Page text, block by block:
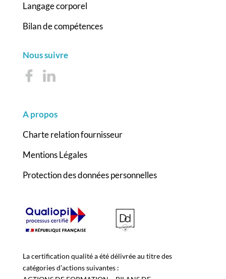
Langage corporel
Bilan de compétences
Nous suivre
A propos
Charte relation fournisseur
Mentions Légales
Protection des données personnelles
La certification qualité a été délivrée au titre des
catégories d’actions suivantes :